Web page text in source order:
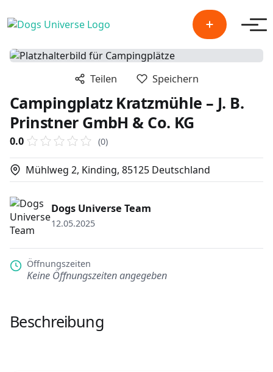
Teilen Speichern
Campingplatz Kratzmühle – J. B.
Prinstner GmbH & Co. KG
0.0 (0)
Mühlweg 2, Kinding, 85125 Deutschland
Dogs Universe Team
12.05.2025
Öffnungszeiten
Keine Öffnungszeiten angegeben
Beschreibung